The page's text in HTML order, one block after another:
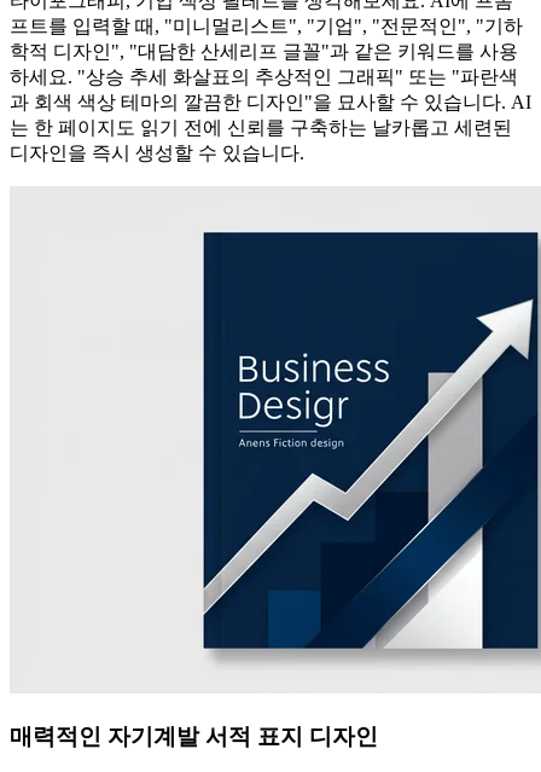
프트를 입력할 때, "미니멀리스트", "기업", "전문적인", "기하
학적 디자인", "대담한 산세리프 글꼴"과 같은 키워드를 사용
하세요. "상승 추세 화살표의 추상적인 그래픽" 또는 "파란색
과 회색 색상 테마의 깔끔한 디자인"을 묘사할 수 있습니다. AI
는 한 페이지도 읽기 전에 신뢰를 구축하는 날카롭고 세련된
디자인을 즉시 생성할 수 있습니다.
매력적인 자기계발 서적 표지 디자인